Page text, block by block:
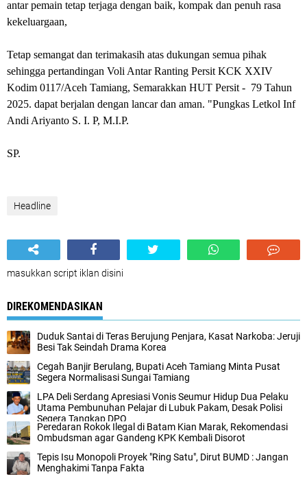
antar pemain tetap terjaga dengan baik, kompak dan penuh rasa
kekeluargaan,
Tetap semangat dan terimakasih atas dukungan semua pihak
sehingga pertandingan Voli Antar Ranting Persit KCK XXIV
Kodim 0117/Aceh Tamiang, Semarakkan HUT Persit - 79 Tahun
2025. dapat berjalan dengan lancar dan aman. "Pungkas Letkol Inf
Andi Ariyanto S. I. P, M.I.P.
SP.
Headline
masukkan script iklan disini
DIREKOMENDASIKAN
Duduk Santai di Teras Berujung Penjara, Kasat Narkoba: Jeruji
Besi Tak Seindah Drama Korea
Cegah Banjir Berulang, Bupati Aceh Tamiang Minta Pusat
Segera Normalisasi Sungai Tamiang
LPA Deli Serdang Apresiasi Vonis Seumur Hidup Dua Pelaku
Utama Pembunuhan Pelajar di Lubuk Pakam, Desak Polisi
Segera Tangkap DPO
Peredaran Rokok Ilegal di Batam Kian Marak, Rekomendasi
Ombudsman agar Gandeng KPK Kembali Disorot
Tepis Isu Monopoli Proyek "Ring Satu", Dirut BUMD : Jangan
Menghakimi Tanpa Fakta